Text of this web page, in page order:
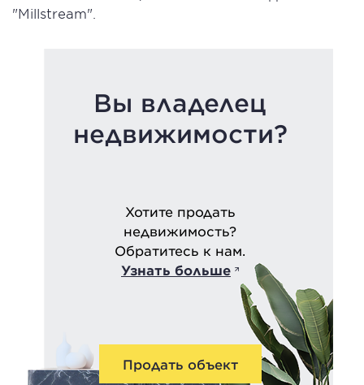
"Millstream".
Вы владелец
недвижимости?
Хотите продать
недвижимость?
Обратитесь к нам.
Узнать больше
Продать объект